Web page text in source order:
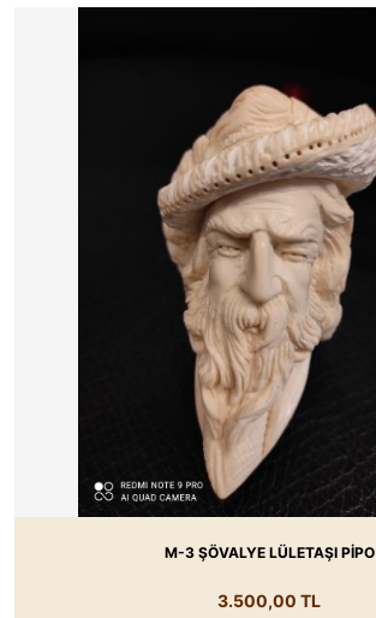
M-3 ŞÖVALYE LÜLETAŞI PİPO
3.500,00 TL